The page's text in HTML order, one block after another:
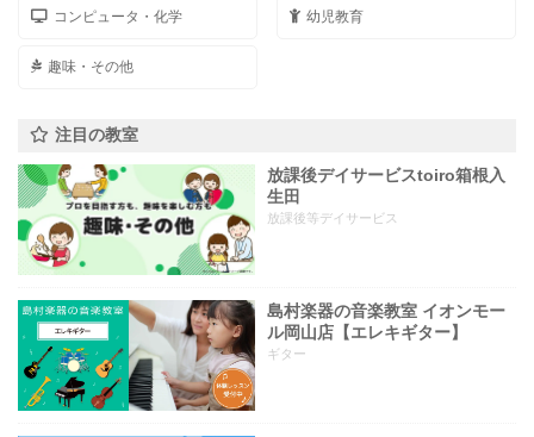
コンピュータ・化学 幼児教育
趣味・その他
注目の教室
放課後デイサービスtoiro箱根入
生田
放課後等デイサービス
島村楽器の音楽教室 イオンモー
ル岡山店【エレキギター】
ギター